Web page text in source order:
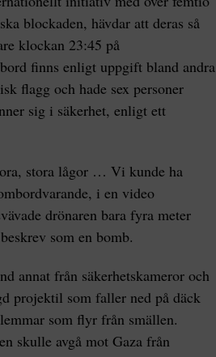
blockaden, hävdar att deras så
klockan 23:45 på
finns enligt uppgift bland andra
flagg och hade sex personer
sig i säkerhet, enligt ett
stora lågor … Vi kunde ha
i en video
drönaren bara fyra meter
som en bomb.
annat från säkerhetskameror och
projektil som faller ned på däck
som flyr från smällen.
skulle avgå mot Gaza från